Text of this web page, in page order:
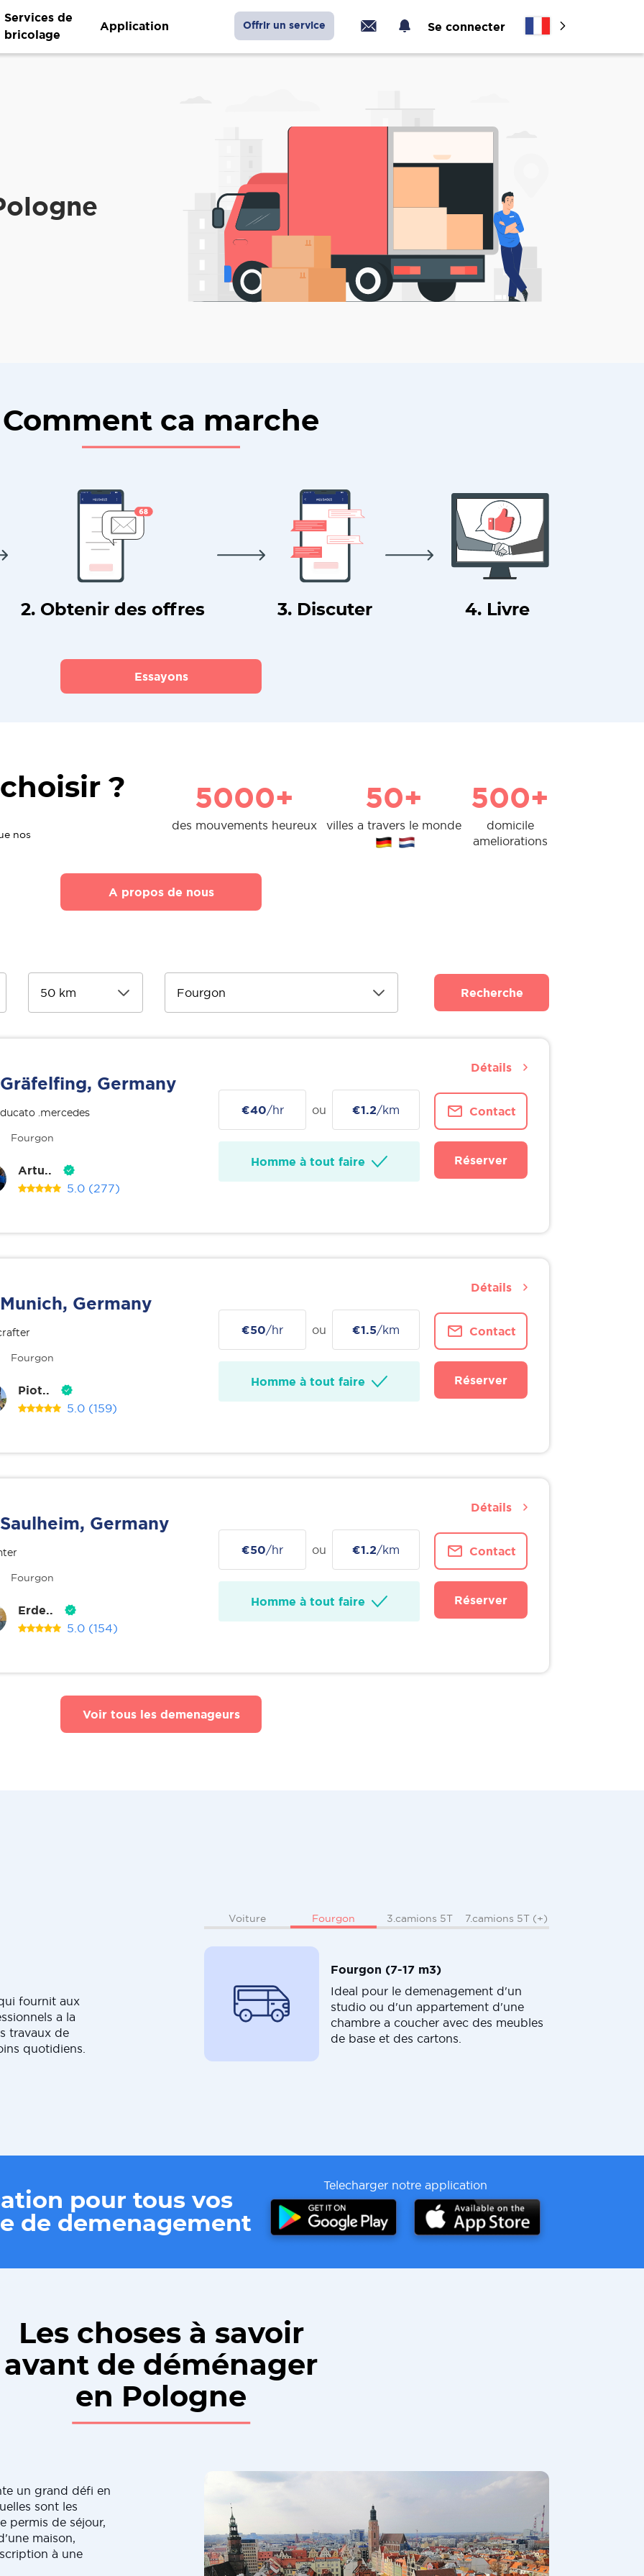
Services de
bricolage
Application Offrir un service Se connecter
Comment ca marche
2. Obtenir des offres 3. Discuter 4. Livre
Essayons
?
nos
5000+
des mouvements heureux
50+
villes a travers le monde
500+
domicile
ameliorations
A propos de nous
Recherche
Gräfelfing, Germany
.mercedes
Fourgon
Artu..
5.0 (277)
€40/hr ou €1.2/km
Homme à tout faire
Contact
Réserver
Détails
Munich, Germany
Fourgon
Piot..
5.0 (159)
€50/hr ou €1.5/km
Homme à tout faire
Contact
Réserver
Détails
Saulheim, Germany
Fourgon
Erde..
5.0 (154)
€50/hr ou €1.2/km
Homme à tout faire
Contact
Réserver
Détails
Voir tous les demenageurs
fournit aux
a la
travaux de
quotidiens.
Voiture Fourgon 3.camions 5T 7.camions 5T (+)
Fourgon (7-17 m3)
Ideal pour le demenagement d'un
studio ou d'un appartement d'une
chambre a coucher avec des meubles
de base et des cartons.
pour tous vos
de demenagement
Telecharger notre application
Les choses à savoir
avant de déménager
en Pologne
un grand défi en
sont les
permis de séjour,
maison,
à une